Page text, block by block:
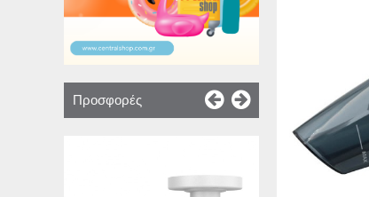
Προσφορές
CleverPad Black Φορητός
Μαγνητικός Αναδιπλούμενος
Διάδρομος Γυμναστικής